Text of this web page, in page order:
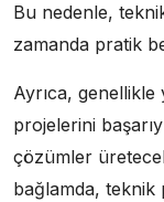
Bu nedenle,
zamanda pratik
Ayrıca,
projelerini
çözümler
bağlamda,